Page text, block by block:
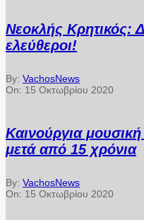
Νεοκλής Κρητικός:
ελεύθεροι!
By: VachosNews
On: 15 Οκτωβρίου 2020
Καινούργια
μετά από 15 χρόνια
By: VachosNews
On: 15 Οκτωβρίου 2020